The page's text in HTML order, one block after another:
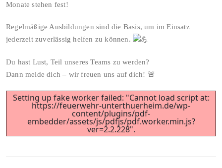
Monate stehen fest!
Regelmäßige Ausbildungen sind die Basis, um im Einsatz
jederzeit zuverlässig helfen zu können.
Du hast Lust, Teil unseres Teams zu werden?
Dann melde dich – wir freuen uns auf dich! 🚨
Setting up fake worker failed: "Cannot load script at:
https://feuerwehr-unterthuerheim.de/wp-
content/plugins/pdf-
embedder/assets/js/pdfjs/pdf.worker.min.js?
ver=2.2.228".